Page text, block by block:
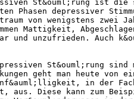
St&ouml;rung ist die
Phasen depressiver
von wenigstens zwei
Mattigkeit,
unzufrieden. Auch
St&ouml;rung
geht man heute von
in der
aus. Diese kann zum